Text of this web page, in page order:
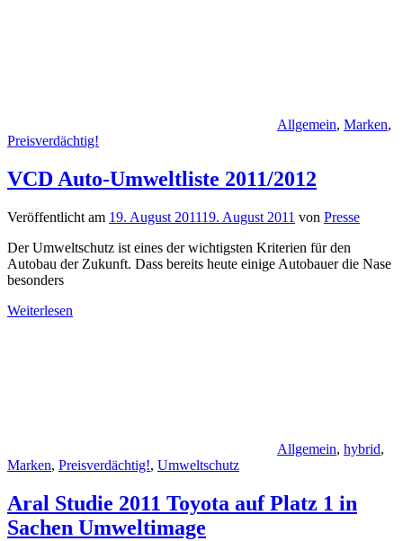
Allgemein, Marken,
Preisverdächtig!
VCD Auto-Umweltliste 2011/2012
Veröffentlicht am 19. August 201119. August 2011 von Presse
Der Umweltschutz ist eines der wichtigsten Kriterien für den
Autobau der Zukunft. Dass bereits heute einige Autobauer die Nase
besonders
Weiterlesen
Allgemein, hybrid,
Marken, Preisverdächtig!, Umweltschutz
Aral Studie 2011 Toyota auf Platz 1 in
Sachen Umweltimage